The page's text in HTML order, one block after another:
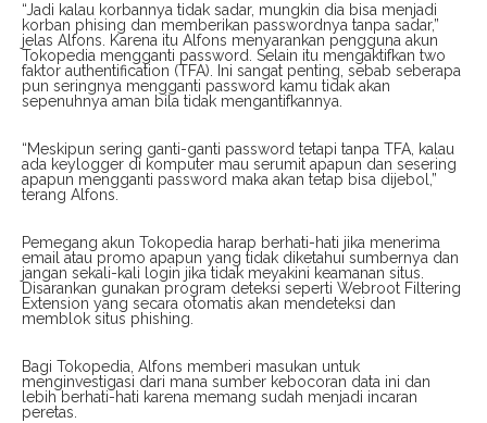
“Jadi kalau korbannya tidak sadar, mungkin dia bisa menjadi
korban phising dan memberikan passwordnya tanpa sadar,”
jelas Alfons. Karena itu Alfons menyarankan pengguna akun
Tokopedia mengganti password. Selain itu mengaktifkan two
faktor authentification (TFA). Ini sangat penting, sebab seberapa
pun seringnya mengganti password kamu tidak akan
sepenuhnya aman bila tidak mengantifkannya.
“Meskipun sering ganti-ganti password tetapi tanpa TFA, kalau
ada keylogger di komputer mau serumit apapun dan sesering
apapun mengganti password maka akan tetap bisa dijebol,”
terang Alfons.
Pemegang akun Tokopedia harap berhati-hati jika menerima
email atau promo apapun yang tidak diketahui sumbernya dan
jangan sekali-kali login jika tidak meyakini keamanan situs.
Disarankan gunakan program deteksi seperti Webroot Filtering
Extension yang secara otomatis akan mendeteksi dan
memblok situs phishing.
Bagi Tokopedia, Alfons memberi masukan untuk
menginvestigasi dari mana sumber kebocoran data ini dan
lebih berhati-hati karena memang sudah menjadi incaran
peretas.